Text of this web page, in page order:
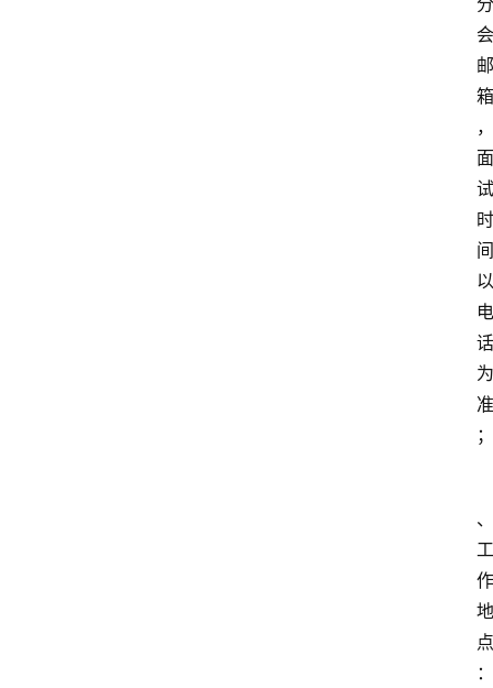
会
邮
箱
，
面
试
时
间
以
电
话
为
准
；
、
工
作
地
点
：